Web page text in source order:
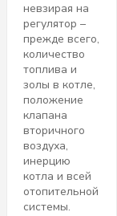
невзирая на
регулятор –
прежде всего,
количество
топлива и
золы в котле,
положение
клапана
вторичного
воздуха,
инерцию
котла и всей
отопительной
системы.